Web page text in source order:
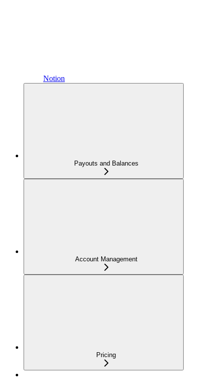
Notion
Payouts and Balances
Account Management
Pricing